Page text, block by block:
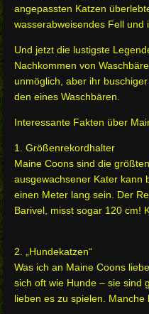
angepassten Katzen
wasserabweisendes Fell und
Und jetzt die lustigste
Nachkommen von
unmöglich, aber ihr
den eines Waschbären.
Interessante Fakten über
1. Größenrekordhalter
Maine Coons sind die
ausgewachsener Kater kann
einen Meter lang sein. Der
Barivel, misst sogar 120 cm!
2. „Hundekatzen“
Was ich an Maine Coons
sich oft wie Hunde – sie sind
lieben es zu spielen.